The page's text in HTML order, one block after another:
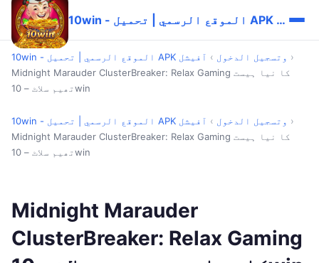
10win - الموقع الرسمي | تحميل APK وتسجيل الدخول
10win - الموقع الرسمي | تحميل APK وتسجيل الدخول › آفیشل
›
Midnight Marauder ClusterBreaker: Relax Gaming کا نیا ہیست
تھیم سلاٹ – 10win
10win - الموقع الرسمي | تحميل APK وتسجيل الدخول › آفیشل
›
Midnight Marauder ClusterBreaker: Relax Gaming کا نیا ہیست
تھیم سلاٹ – 10win
Midnight Marauder
ClusterBreaker: Relax Gaming